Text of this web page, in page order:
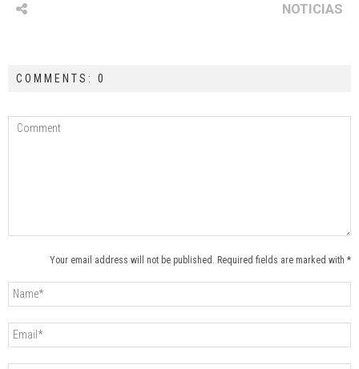
NOTICIAS
COMMENTS: 0
Your email address will not be published. Required fields are marked with *